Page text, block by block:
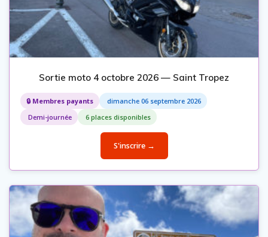
Sortie moto 4 octobre 2026 — Saint Tropez
🔒 Membres payants
dimanche 06 septembre 2026
Demi-journée
6 places disponibles
S'inscrire →